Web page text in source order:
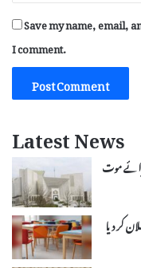
Save my name, email,
I comment.
Latest News
موت